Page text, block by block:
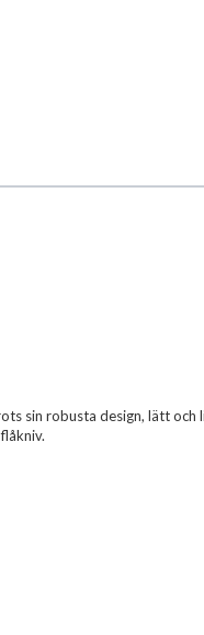
sin robusta design, lätt och